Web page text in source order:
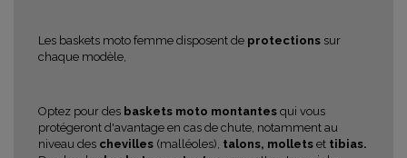
Les baskets moto femme disposent de protections sur
chaque modèle,
Optez pour des baskets moto montantes qui vous
protégeront d'avantage en cas de chute, notamment au
niveau des chevilles (malléoles), talons, mollets et tibias.